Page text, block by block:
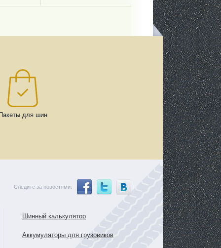
для шин
Следите за новостями:
Шинный калькулятор
Аккумуляторы для грузовиков